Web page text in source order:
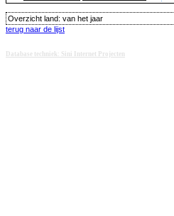
Overzicht land: van het jaar
terug naar de lijst
Database techniek: Sini Internet Projecten